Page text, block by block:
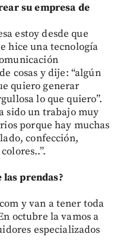
su empresa de
estoy desde que
hice una tecnología
cosas y dije: “algún
quiero generar
lo que quiero”.
sido un trabajo muy
porque hay muchas
confección,
las prendas?
y van a tener toda
octubre la vamos a
especializados